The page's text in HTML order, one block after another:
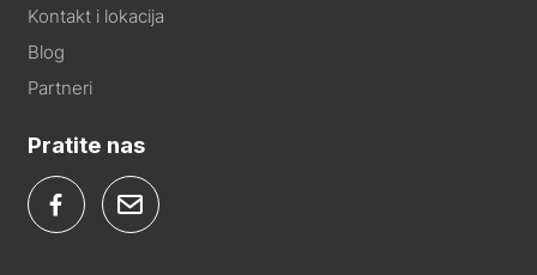
Kontakt i lokacija
Blog
Partneri
Pratite nas